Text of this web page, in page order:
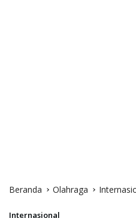
Beranda Olahraga
Internasional